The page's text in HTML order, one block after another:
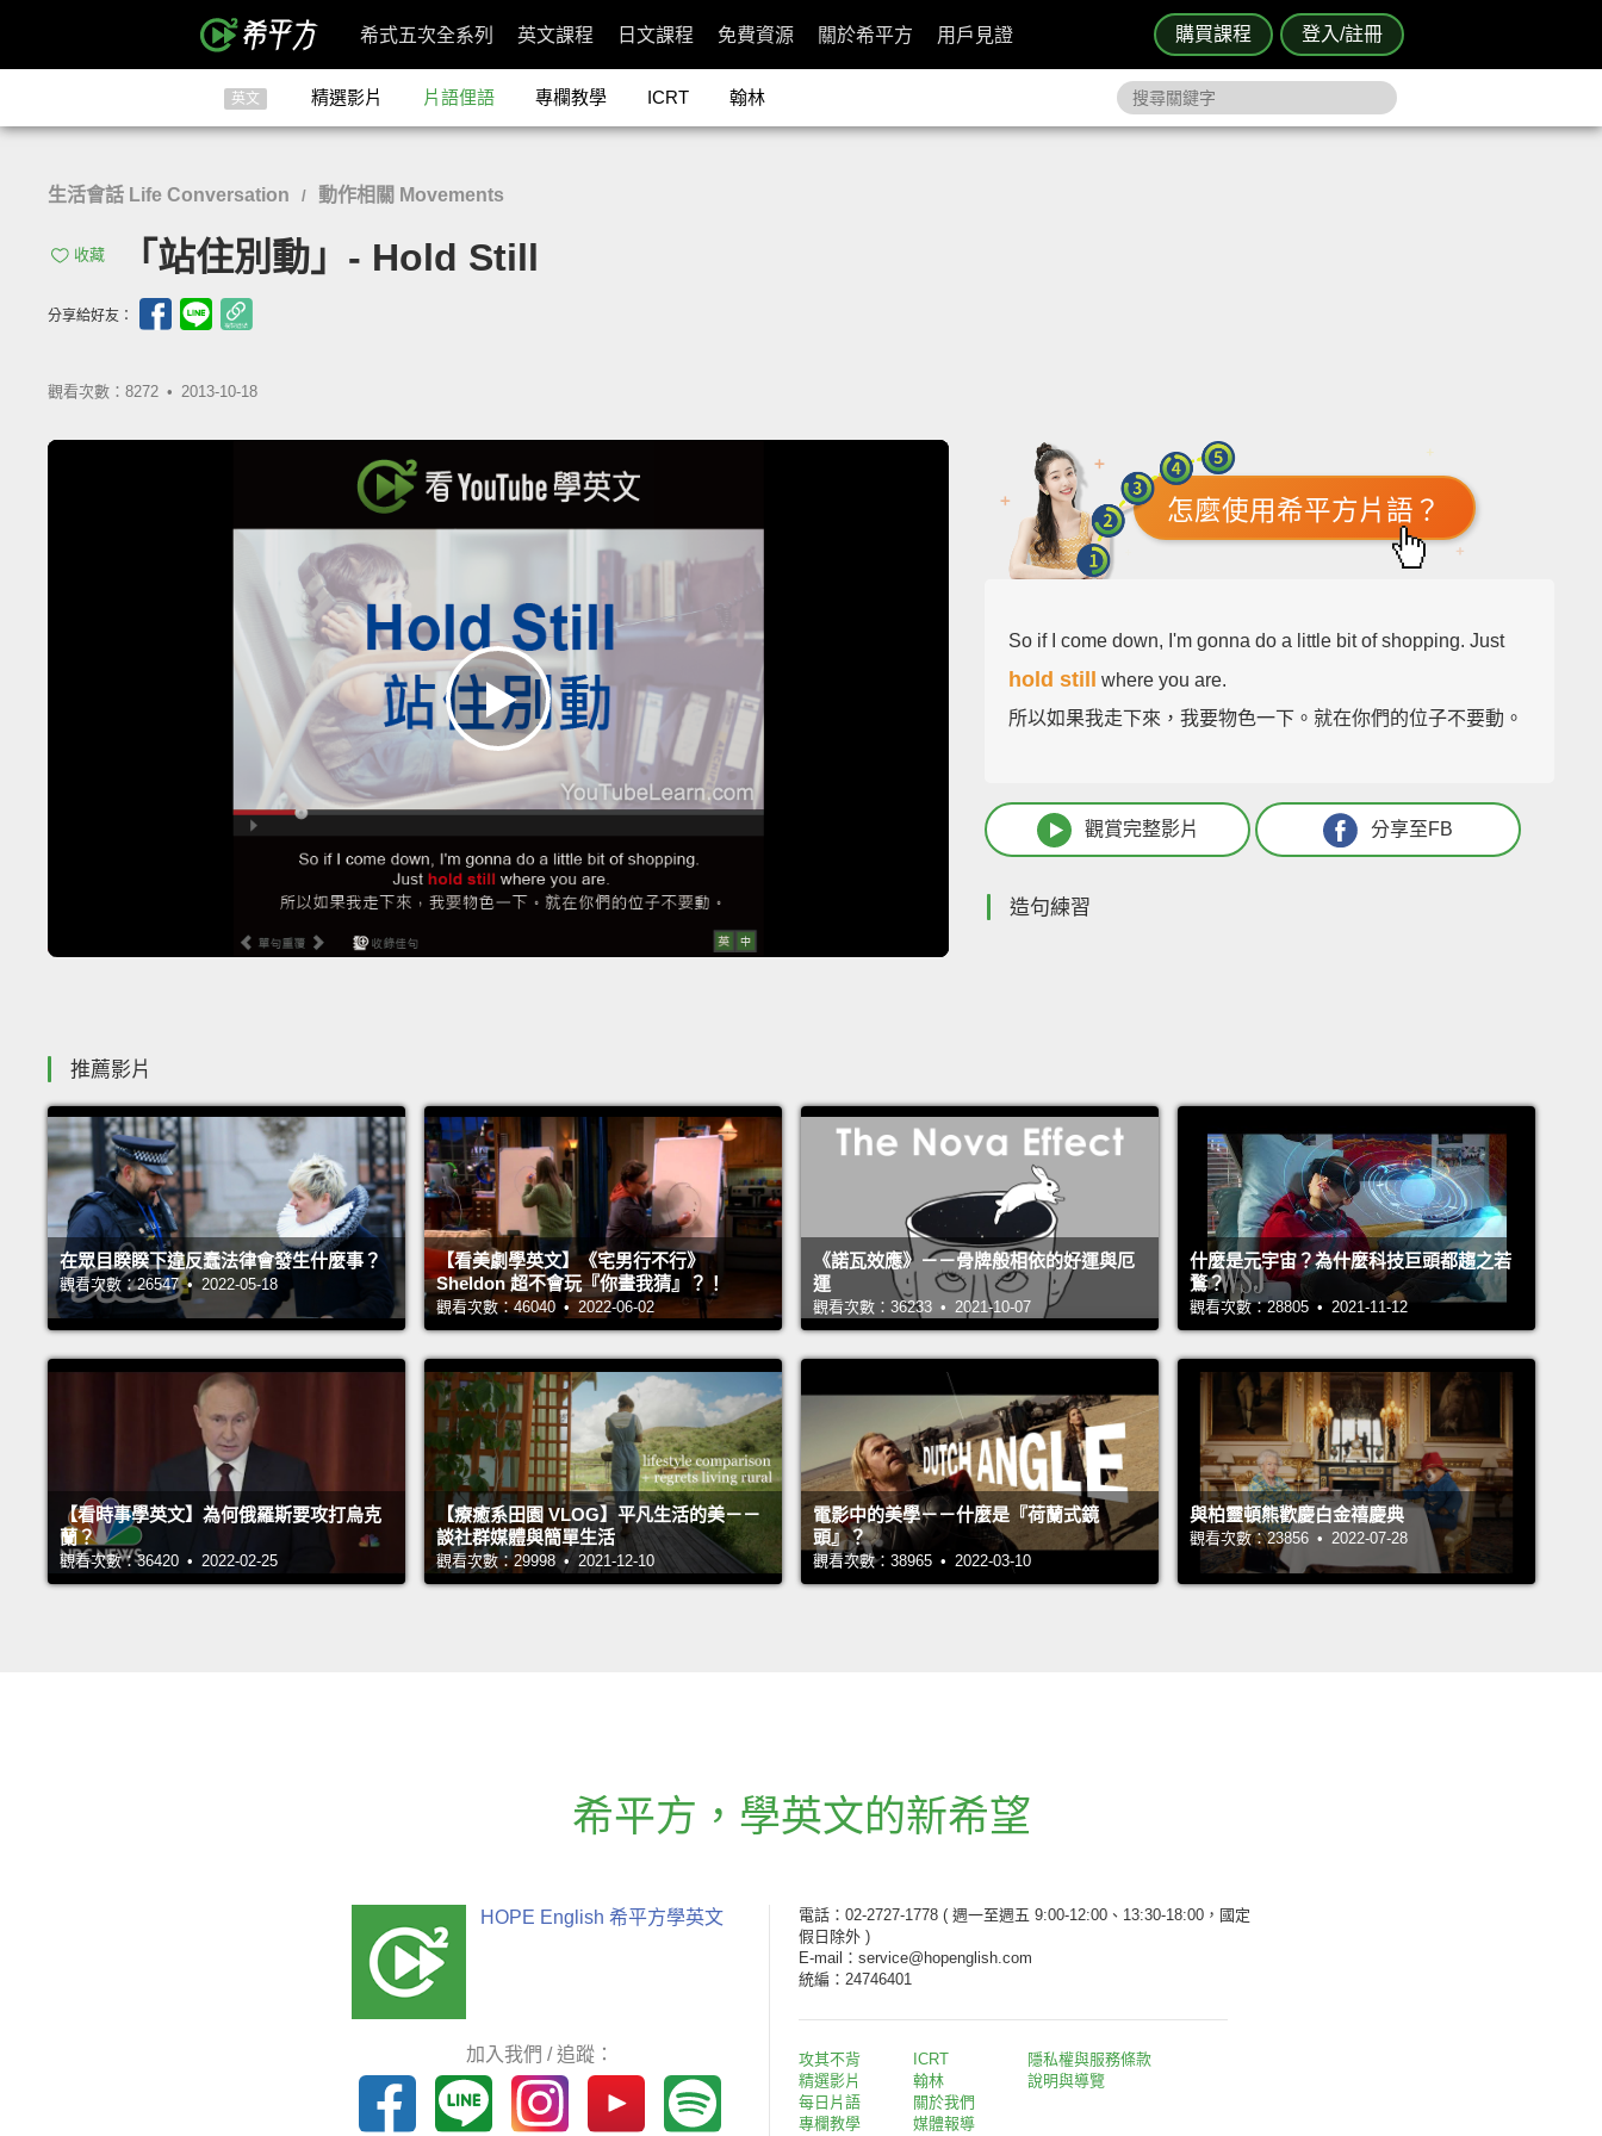
購買課程 登入/註冊
希式五次全系列 英文課程 日文課程 免費資源 關於希平方 用戶見證
英文 精選影片 片語俚語 專欄教學 ICRT 翰林
生活會話 Life Conversation / 動作相關 Movements
收藏 「站住別動」- Hold Still
分享給好友：
觀看次數：8272 • 2013-10-18
怎麼使用希平方片語？
So if I come down, I'm gonna do a little bit of shopping. Just
hold still where you are.
所以如果我走下來，我要物色一下。就在你們的位子不要動。
觀賞完整影片 分享至FB
造句練習
推薦影片
在眾目睽睽下違反蠢法律會發生什麼事？
觀看次數：26547 • 2022-05-18
【看美劇學英文】《宅男行不行》
Sheldon 超不會玩『你畫我猜』？！
觀看次數：46040 • 2022-06-02
《諾瓦效應》－－骨牌般相依的好運與厄
運
觀看次數：36233 • 2021-10-07
什麼是元宇宙？為什麼科技巨頭都趨之若
鶩？
觀看次數：28805 • 2021-11-12
【看時事學英文】為何俄羅斯要攻打烏克
蘭？
觀看次數：36420 • 2022-02-25
【療癒系田園 VLOG】平凡生活的美－－
談社群媒體與簡單生活
觀看次數：29998 • 2021-12-10
電影中的美學－－什麼是『荷蘭式鏡
頭』？
觀看次數：38965 • 2022-03-10
與柏靈頓熊歡慶白金禧慶典
觀看次數：23856 • 2022-07-28
希平方 ， 學英文的新希望
HOPE English 希平方學英文
加入我們 / 追蹤：
電話：02-2727-1778 ( 週一至週五 9:00-12:00、13:30-18:00，國定
假日除外 )
E-mail：service@hopenglish.com
統編：24746401
攻其不背
精選影片
每日片語
專欄教學
ICRT
翰林
關於我們
媒體報導
隱私權與服務條款
說明與導覽